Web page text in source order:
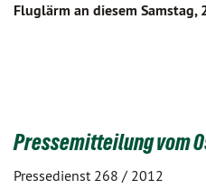
Fluglärm an diesem Samstag,
Pressemitteilung vom
Pressedienst 268 / 2012